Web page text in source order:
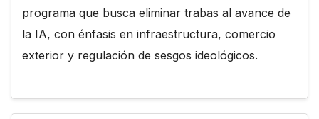
programa que busca eliminar trabas al avance de
la IA, con énfasis en infraestructura, comercio
exterior y regulación de sesgos ideológicos.